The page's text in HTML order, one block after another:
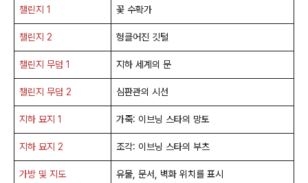
챌린지 1 꽃 수확가
챌린지 2 헝클어진 깃털
챌린지 무덤 1 지하 세계의 문
챌린지 무덤 2 심판관의 시선
지하 묘지 1 가죽: 이브닝 스타의 망토
지하 묘지 2 조각: 이브닝 스타의 부츠
가방 및 지도 유물, 문서, 벽화 위치를 표시